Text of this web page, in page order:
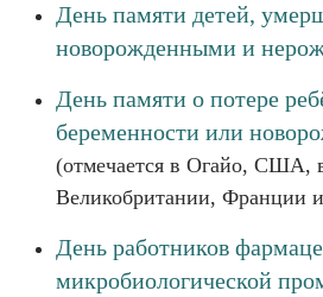
День памяти детей,
новорожденными и
День памяти о потере
беременности или
(отмечается в Огайо, США,
Великобритании, Франции
День работников
микробиологической